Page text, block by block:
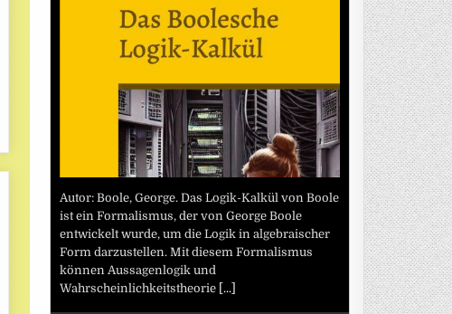
Autor: Boole, George. Das Logik-Kalkül von Boole
ist ein Formalismus, der von George Boole
entwickelt wurde, um die Logik in algebraischer
Form darzustellen. Mit diesem Formalismus
können Aussagenlogik und
Wahrscheinlichkeitstheorie [...]